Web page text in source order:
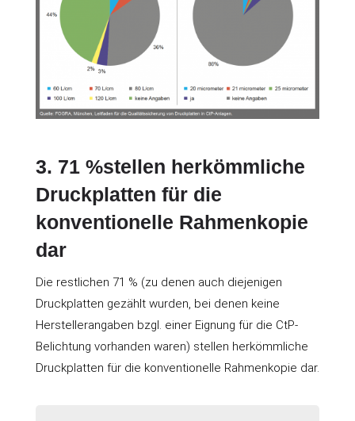
3. 71 %stellen herkömmliche
Druckplatten für die
konventionelle Rahmenkopie
dar
Die restlichen 71 % (zu denen auch diejenigen
Druckplatten gezählt wurden, bei denen keine
Herstellerangaben bzgl. einer Eignung für die CtP-
Belichtung vorhanden waren) stellen herkömmliche
Druckplatten für die konventionelle Rahmenkopie dar.